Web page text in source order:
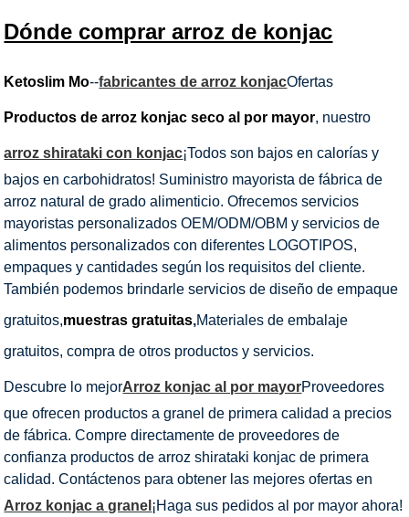
Dónde comprar arroz de konjac
Ketoslim Mo--fabricantes de arroz konjacOfertas
Productos de arroz konjac seco al por mayor, nuestro
arroz shirataki con konjac¡Todos son bajos en calorías y
bajos en carbohidratos! Suministro mayorista de fábrica de
arroz natural de grado alimenticio. Ofrecemos servicios
mayoristas personalizados OEM/ODM/OBM y servicios de
alimentos personalizados con diferentes LOGOTIPOS,
empaques y cantidades según los requisitos del cliente.
También podemos brindarle servicios de diseño de empaque
gratuitos,muestras gratuitas,Materiales de embalaje
gratuitos, compra de otros productos y servicios.
Descubre lo mejorArroz konjac al por mayorProveedores
que ofrecen productos a granel de primera calidad a precios
de fábrica. Compre directamente de proveedores de
confianza productos de arroz shirataki konjac de primera
calidad. Contáctenos para obtener las mejores ofertas en
Arroz konjac a granel ¡Haga sus pedidos al por mayor ahora!